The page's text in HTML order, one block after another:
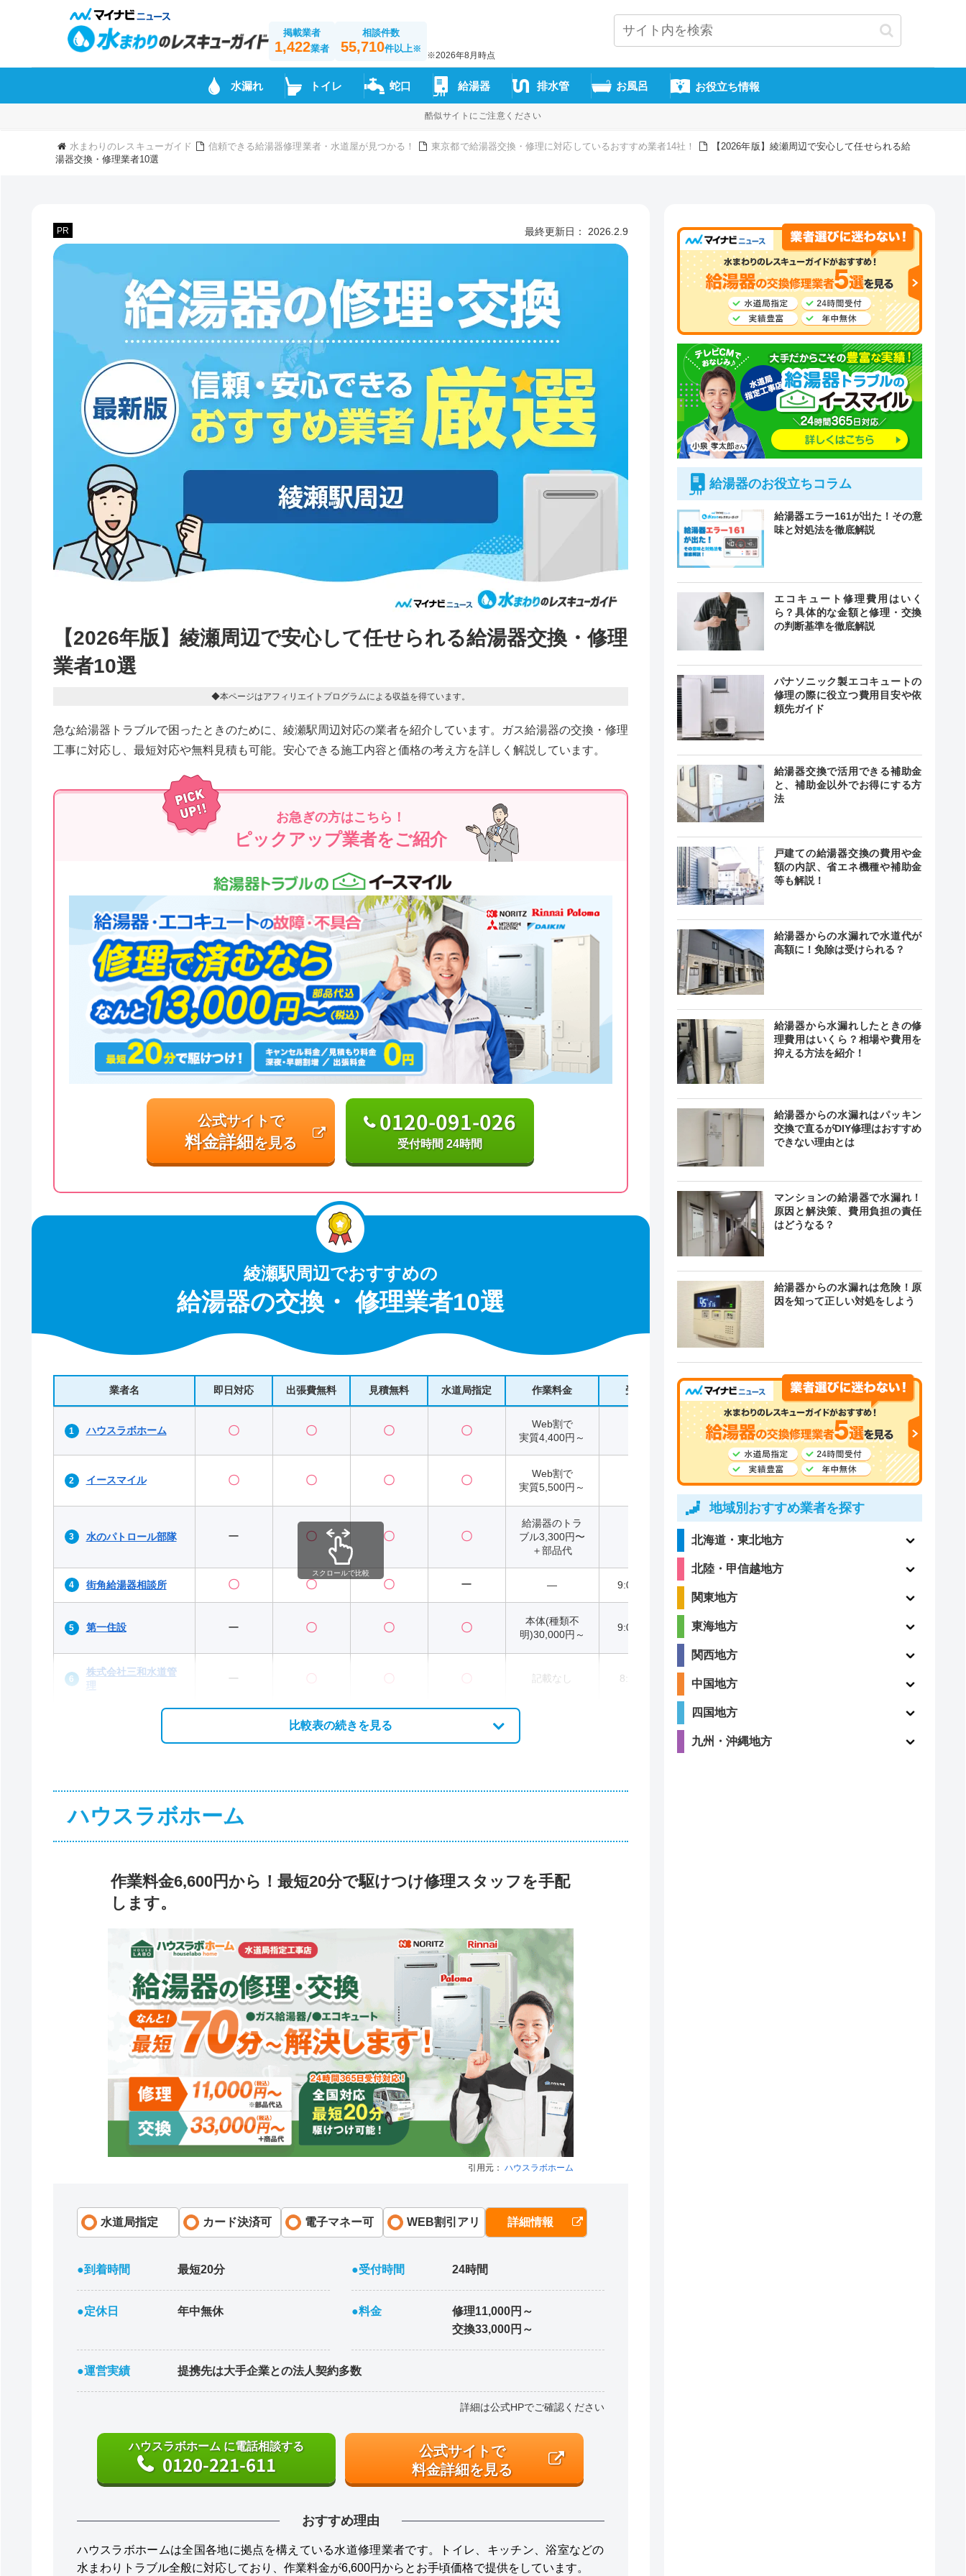
掲載業者
1,422業者
相談件数
55,710件以上※
※2026年8月時点
水漏れ トイレ 蛇口 給湯器 排水管 お風呂 お役立ち情報
酷似サイトにご注意ください
水まわりのレスキューガイド 信頼できる給湯器修理業者・水道屋が見つかる！ 東京都で給湯器交換・修理に対応しているおすすめ業者14社！
【2026年版】綾瀬周辺で安心して任せられる給
湯器交換・修理業者10選
PR 最終更新日： 2026.2.9
【2026年版】綾瀬周辺で安心して任せられる給湯器交換・修理
業者10選
◆本ページはアフィリエイトプログラムによる収益を得ています。
急な給湯器トラブルで困ったときのために、綾瀬駅周辺対応の業者を紹介しています。ガス給湯器の交換・修理
工事に対応し、最短対応や無料見積も可能。安心できる施工内容と価格の考え方を詳しく解説しています。
お急ぎの方はこちら！
ピックアップ業者をご紹介
公式サイトで
料金詳細を見る
0120-091-026
受付時間 24時間
綾瀬駅周辺でおすすめの
給湯器の交換・ 修理業者10選
業者名 即日対応 出張費無料 見積無料 水道局指定 作業料金 受付時間 定休日 クチコミ
ハウスラボホーム 〇 〇 〇 〇
Web割で
実質4,400円～
年中無休 ー
イースマイル 〇 〇 〇 〇
Web割で
実質5,500円～
年中無休
4.1 （198件）
水のパトロール部隊 ー 〇 〇 〇
給湯器のトラ
ブル3,300円〜
＋部品代
年中無休
街角給湯器相談所 〇 〇 〇 ー ― 9:00～20:00
第一住設 ー 〇 〇 〇
本体(種類不
明)30,000円～
9:00～18:00 年末年始
株式会社三和水道管
理
ー 〇 〇 〇 記載なし 8:00~21:00 1/1と1/2
スクロールで比較
比較表の続きを見る
ハウスラボホーム
作業料金6,600円から！最短20分で駆けつけ修理スタッフを手配
します。
引用元： ハウスラボホーム
水道局指定 カード決済可 電子マネー可 WEB割引アリ 詳細情報
●到着時間 最短20分 ●受付時間 24時間
●定休日 年中無休 ●料金
修理11,000円～
交換33,000円～
●運営実績 提携先は大手企業との法人契約多数
詳細は公式HPでご確認ください
ハウスラボホーム に電話相談する
0120-221-611
公式サイトで
料金詳細を見る
おすすめ理由
ハウスラボホームは全国各地に拠点を構えている水道修理業者です。トイレ、キッチン、浴室などの
水まわりトラブル全般に対応しており、作業料金が6,600円からとお手頃価格で提供をしています。
給湯器のお役立ちコラム
給湯器エラー161が出た！その意
味と対処法を徹底解説
エコキュート修理費用はいく
ら？具体的な金額と修理・交換
の判断基準を徹底解説
パナソニック製エコキュートの
修理の際に役立つ費用目安や依
頼先ガイド
給湯器交換で活用できる補助金
と、補助金以外でお得にする方
法
戸建ての給湯器交換の費用や金
額の内訳、省エネ機種や補助金
等も解説！
給湯器からの水漏れで水道代が
高額に！免除は受けられる？
給湯器から水漏れしたときの修
理費用はいくら？相場や費用を
抑える方法を紹介！
給湯器からの水漏れはパッキン
交換で直るがDIY修理はおすすめ
できない理由とは
マンションの給湯器で水漏れ！
原因と解決策、費用負担の責任
はどうなる？
給湯器からの水漏れは危険！原
因を知って正しい対処をしよう
地域別おすすめ業者を探す
北海道・東北地方
北陸・甲信越地方
関東地方
東海地方
関西地方
中国地方
四国地方
九州・沖縄地方